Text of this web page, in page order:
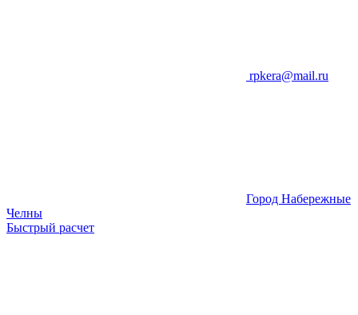
rpkera@mail.ru
Город Набережные
Челны
Быстрый расчет